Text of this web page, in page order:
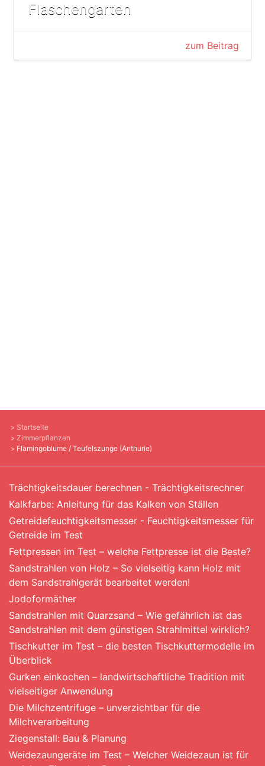
Flaschengarten
zum Beitrag
Startseite
Zimmerpflanzen
Flamingoblume / Teufelszunge (Anthurie)
Trächtigkeitsdauer berechnen - Trächtigkeitsrechner
Kalkfarbe: Anleitung für das Kalken von Ställen
Getreidefeuchtigkeitsmesser - Feuchtigkeitsmesser für
Getreide im Test
Fettpressen im Test – welche Fettpresse ist die Beste?
Sandstrahlen von Holz – So vielseitig kann Holz mit
dem Sandstrahlgerät bearbeitet werden!
Jodoformäther
Sandstrahlen mit Quarzsand – Wie gefährlich ist das
Sandstrahlen mit dem günstigen Strahlmittel wirklich?
Tischkutter im Test – die besten Tischkuttermodelle im
Überblick
Gurken einkochen – landwirtschaftliche Tradition mit
vielseitiger Anwendung
Die Milchzentrifuge – unverzichtbar für die
Milchverarbeitung
Ziegenstall: Bau & Planung
Weidezaungeräte im Test – Welcher Weidezaun ist für